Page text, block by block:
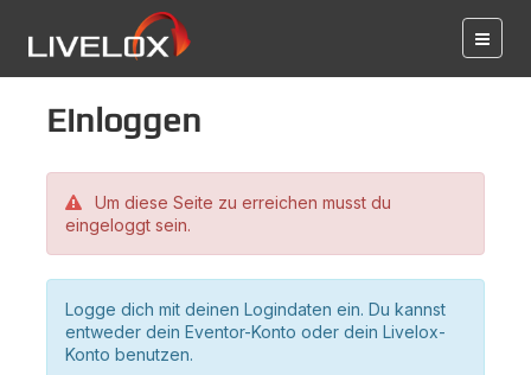
Einloggen
Um diese Seite zu erreichen musst du
eingeloggt sein.
Logge dich mit deinen Logindaten ein. Du kannst
entweder dein Eventor-Konto oder dein Livelox-
Konto benutzen.